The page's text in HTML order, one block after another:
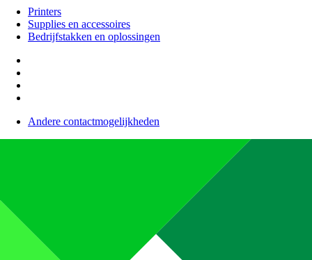
Printers
Supplies en accessoires
Bedrijfstakken en oplossingen
Andere contactmogelijkheden